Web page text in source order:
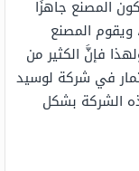
المصنع جاهزًا
كأقصى حد، ويقوم المصنع
فإنَّ الكثير من
في شركة لوسيد
الشركة بشكل